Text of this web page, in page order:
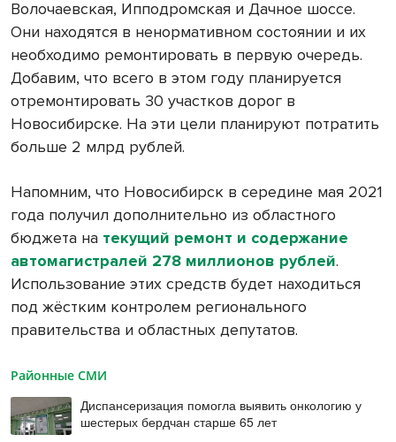
Волочаевская, Ипподромская и Дачное шоссе.
Они находятся в ненормативном состоянии и их
необходимо ремонтировать в первую очередь.
Добавим, что всего в этом году планируется
отремонтировать 30 участков дорог в
Новосибирске. На эти цели планируют потратить
больше 2 млрд рублей.
Напомним, что Новосибирск в середине мая 2021
года получил дополнительно из областного
бюджета на текущий ремонт и содержание
автомагистралей 278 миллионов рублей.
Использование этих средств будет находиться
под жёстким контролем регионального
правительства и областных депутатов.
Районные СМИ
Диспансеризация помогла выявить онкологию у
шестерых бердчан старше 65 лет